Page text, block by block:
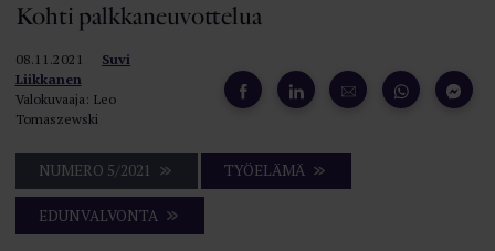
Kohti palkkaneuvottelua
08.11.2021
Suvi
Liikkanen
Valokuvaaja: Leo
Tomaszewski
NUMERO 5/2021 TYÖELÄMÄ
EDUNVALVONTA